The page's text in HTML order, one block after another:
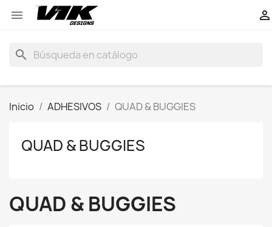
 
search
Inicio ADHESIVOS QUAD & BUGGIES
QUAD & BUGGIES
QUAD & BUGGIES